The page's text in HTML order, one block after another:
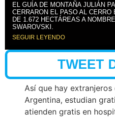
EL GUÍA DE MONTAÑA JULIÁN
CERRARON EL PASO AL
DE 1.672 HECTÁREAS A
SWAROVSKI.
SEGUIR LEYENDO
TWEET
Así que hay extranjeros
Argentina, estudian
atienden gratis en